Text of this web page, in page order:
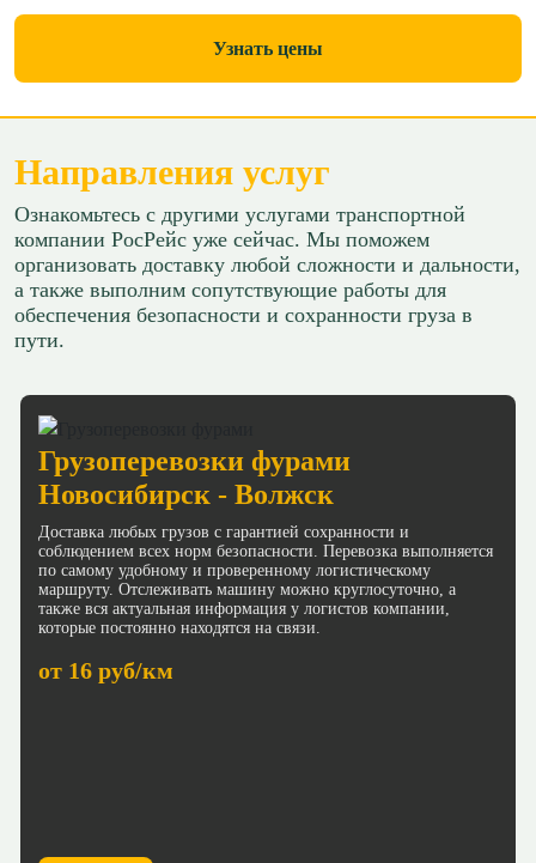
Узнать цены
Направления услуг
Ознакомьтесь с другими услугами транспортной
компании РосРейс уже сейчас. Мы поможем
организовать доставку любой сложности и дальности,
а также выполним сопутствующие работы для
обеспечения безопасности и сохранности груза в
пути.
Грузоперевозки фурами
Новосибирск - Волжск
Доставка любых грузов с гарантией сохранности и
соблюдением всех норм безопасности. Перевозка выполняется
по самому удобному и проверенному логистическому
маршруту. Отслеживать машину можно круглосуточно, а
также вся актуальная информация у логистов компании,
которые постоянно находятся на связи.
от 16 руб/км